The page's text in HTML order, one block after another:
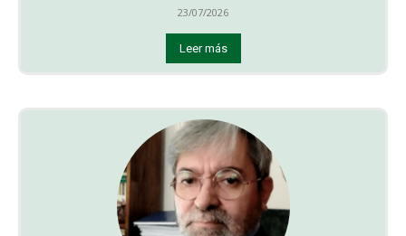
23/07/2026
Leer más